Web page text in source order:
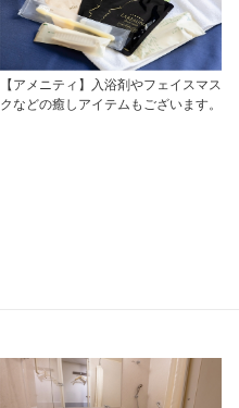
【アメニティ】入浴剤やフェイスマス
クなどの癒しアイテムもございます。